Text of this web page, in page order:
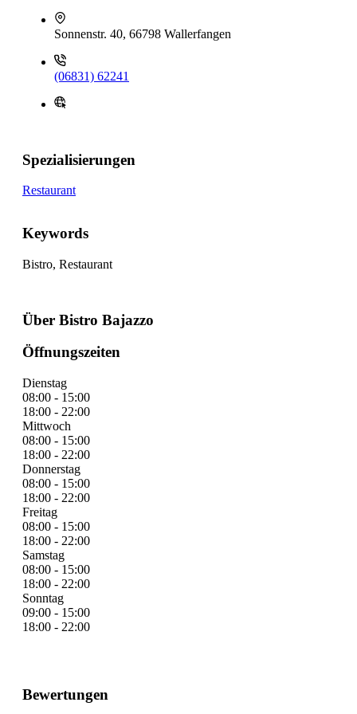
Sonnenstr. 40, 66798 Wallerfangen
(06831) 62241
Spezialisierungen
Restaurant
Keywords
Bistro, Restaurant
Über Bistro Bajazzo
Öffnungszeiten
Dienstag
08:00 - 15:00
18:00 - 22:00
Mittwoch
08:00 - 15:00
18:00 - 22:00
Donnerstag
08:00 - 15:00
18:00 - 22:00
Freitag
08:00 - 15:00
18:00 - 22:00
Samstag
08:00 - 15:00
18:00 - 22:00
Sonntag
09:00 - 15:00
18:00 - 22:00
Bewertungen